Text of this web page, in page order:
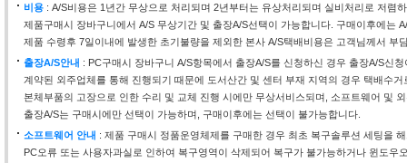
비용 : A/S비용은 1년간 무상으로 처리되며 2년부터는 유상처리되며 실비처리로 저렴
제품구매시 장바구니에서 A/S 무상기간 및 출장A/S선택이 가능합니다. 구매이후에는
제품 수령후 7일이내에 발생한 초기불량을 제외한 본사 A/S택배비용은 고객님께서 부
출장A/S안내 : PC구매시 장바구니 A/S항목에서 출장A/S를 신청하신 경우 출장A/S신
계약된 외주업체를 통해 진행되기 때문에 도서산간 및 센터 부재 지역의 경우 택배수
본체부품의 고장으로 인한 수리 및 교체 진행 시에만 무상서비스되며, 소프트웨어 및
출장A/S는 구매시에만 선택이 가능하며, 구매이후에는 선택이 불가능합니다.
소프트웨어 안내 : 제품 구매시 정품운영체제를 구매한 경우 최초 복구솔루션 세팅을
PC오류 또는 사용자과실로 인하여 복구영역이 삭제되어 복구가 불가능하거나 윈도